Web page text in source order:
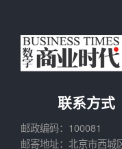
联系方式
邮政编码：100081
邮寄地址：北京市西城